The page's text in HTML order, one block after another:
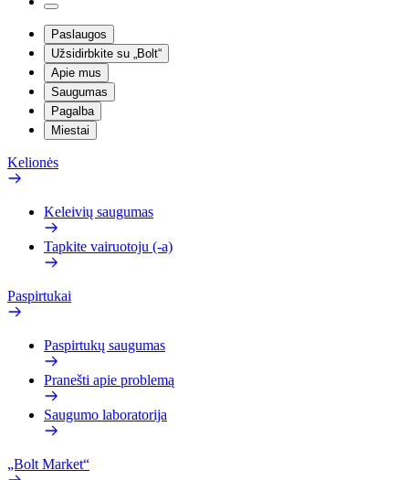
Paslaugos
Užsidirbkite su „Bolt“
Apie mus
Saugumas
Pagalba
Miestai
Kelionės
Keleivių saugumas
Tapkite vairuotoju (-a)
Paspirtukai
Paspirtukų saugumas
Pranešti apie problemą
Saugumo laboratorija
„Bolt Market“